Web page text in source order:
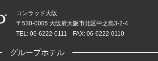
コンラッド大阪
〒530-0005 大阪府大阪市北区中之島3-2-4
TEL: 06-6222-0111 FAX: 06-6222-0110
グループホテル